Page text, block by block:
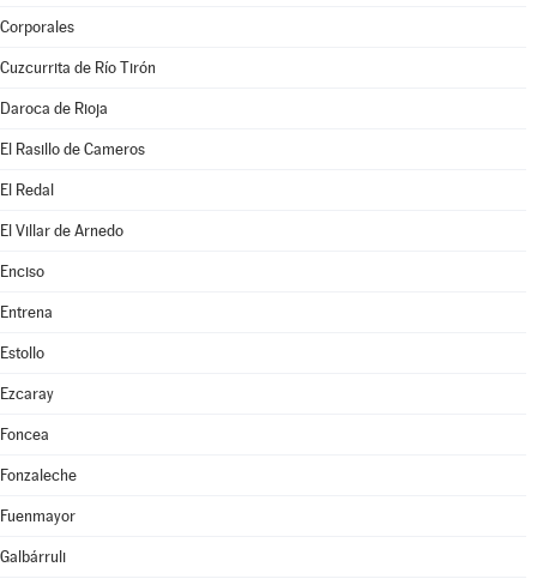
Corporales
Cuzcurrita de Río Tirón
Daroca de Rioja
El Rasillo de Cameros
El Redal
El Villar de Arnedo
Enciso
Entrena
Estollo
Ezcaray
Foncea
Fonzaleche
Fuenmayor
Galbárruli